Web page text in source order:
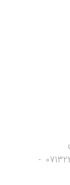
تلفن: 07132231818 - 07132231919 - 07132231817 -